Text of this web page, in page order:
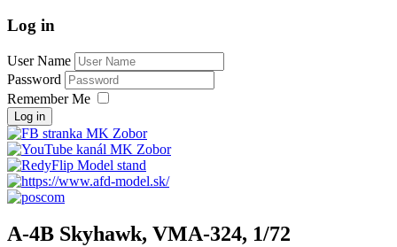
Log in
User Name
Password
Remember Me
Log in
A-4B Skyhawk, VMA-324, 1/72